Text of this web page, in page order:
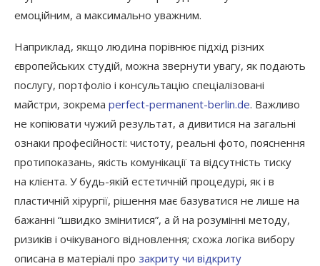
емоційним, а максимально уважним.
Наприклад, якщо людина порівнює підхід різних
європейських студій, можна звернути увагу, як подають
послугу, портфоліо і консультацію спеціалізовані
майстри, зокрема perfect-permanent-berlin.de. Важливо
не копіювати чужий результат, а дивитися на загальні
ознаки професійності: чистоту, реальні фото, пояснення
протипоказань, якість комунікації та відсутність тиску
на клієнта. У будь-якій естетичній процедурі, як і в
пластичній хірургії, рішення має базуватися не лише на
бажанні “швидко змінитися”, а й на розумінні методу,
ризиків і очікуваного відновлення; схожа логіка вибору
описана в матеріалі про закриту чи відкриту